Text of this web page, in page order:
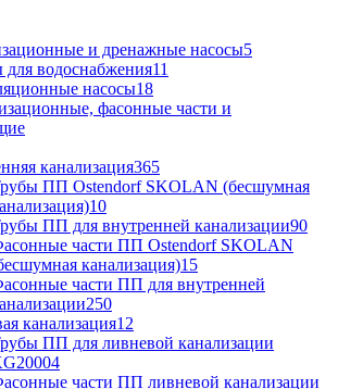
и дренажные насосы5
для водоснабжения11
насосы18
фасонные части и
канализация365
ПП Ostendorf SKOLAN (бесшумная
10
ПП для внутренней канализации90
части ПП Ostendorf SKOLAN
канализация)15
части ПП для внутренней
250
канализация12
ПП для ливневой канализации
4
части ПП ливневой канализации